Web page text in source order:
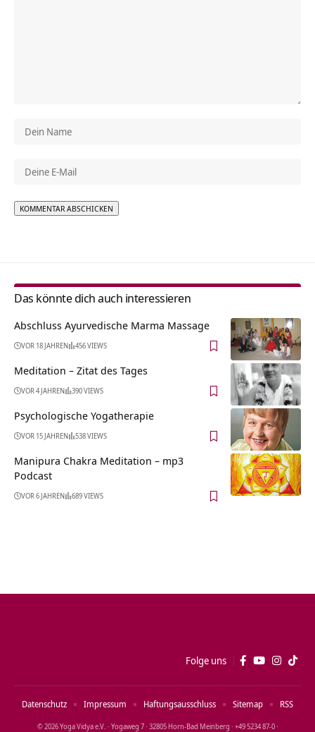
Das könnte dich auch interessieren
Abschluss Ayurvedische Marma Massage
VOR 18 JAHREN 456 VIEWS
Meditation – Zitat des Tages
VOR 4 JAHREN 390 VIEWS
Psychologische Yogatherapie
VOR 15 JAHREN 538 VIEWS
Manipura Chakra Meditation – mp3
Podcast
VOR 6 JAHREN 689 VIEWS
Folge uns
© 2026 Yoga Vidya e.V. · Yogaweg 7 · 32805 Horn‑Bad Meinberg · +49 5234 87‑0 ·
Datenschutz Impressum Haftungsausschluss Sitemap RSS